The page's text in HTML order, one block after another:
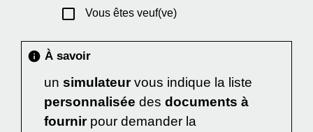
check_box_outline_blank Vous êtes veuf(ve)
info À savoir
un simulateurvous indique la liste
personnalisée des documents à
fournirpour demander la